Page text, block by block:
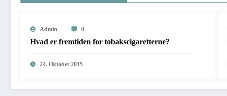
Admin 0
Hvad er fremtiden for tobakscigaretterne?
24. Oktober 2015